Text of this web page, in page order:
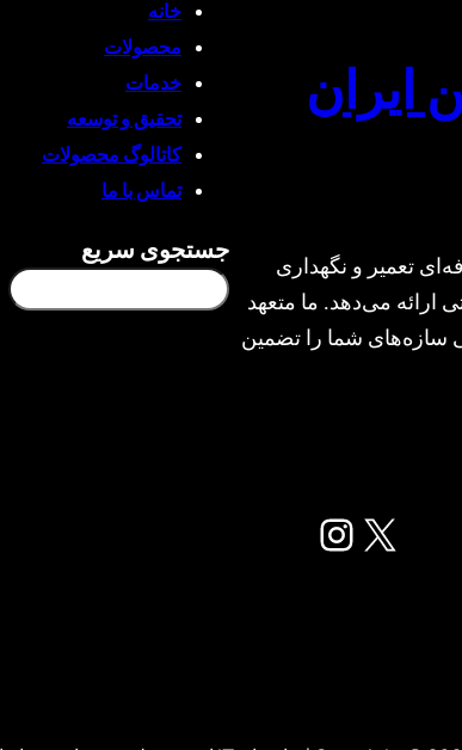
ایران
تعمیر و نگهداری
ارائه می‌دهد. ما متعهد
سازه‌های شما را تضمین
X اینستاگرم
خانه
محصولات
خدمات
تحقیق و توسعه
کاتالوگ محصولات
تماس با ما
جستجوی سریع